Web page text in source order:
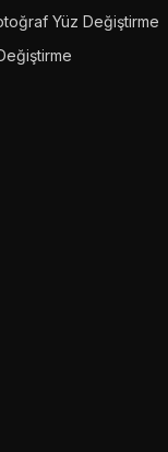
Yüz Değiştirme